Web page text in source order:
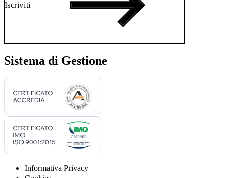
Iscriviti
Sistema di Gestione
Informativa Privacy